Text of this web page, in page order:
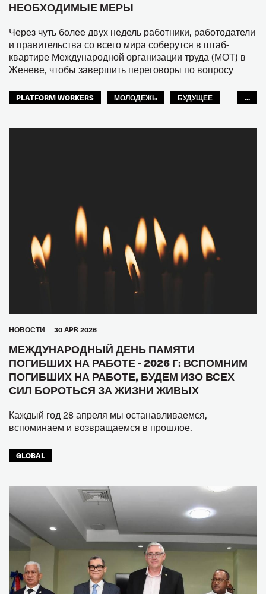
НЕОБХОДИМЫЕ МЕРЫ
Через чуть более двух недель работники, работодатели
и правительства со всего мира соберутся в штаб-
квартире Международной организации труда (МОТ) в
Женеве, чтобы завершить переговоры по вопросу
PLATFORM WORKERS МОЛОДЕЖЬ
БУДУЩЕЕ
...
HОВОСТИ 30 APR 2026
МЕЖДУНАРОДНЫЙ ДЕНЬ ПАМЯТИ
ПОГИБШИХ НА РАБОТЕ - 2026 Г: ВСПОМНИМ
ПОГИБШИХ НА РАБОТЕ, БУДЕМ ИЗО ВСЕХ
СИЛ БОРОТЬСЯ ЗА ЖИЗНИ ЖИВЫХ
Каждый год 28 апреля мы останавливаемся,
вспоминаем и возвращаемся в прошлое.
GLOBAL